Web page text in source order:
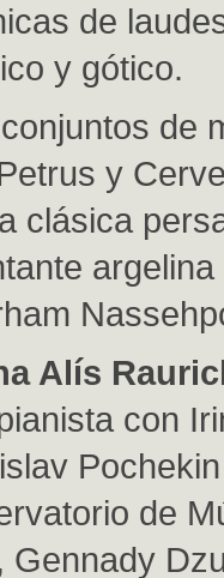
de
y gótico.
de
y
clásica
Alís
con
Pochekin
de
Gennady